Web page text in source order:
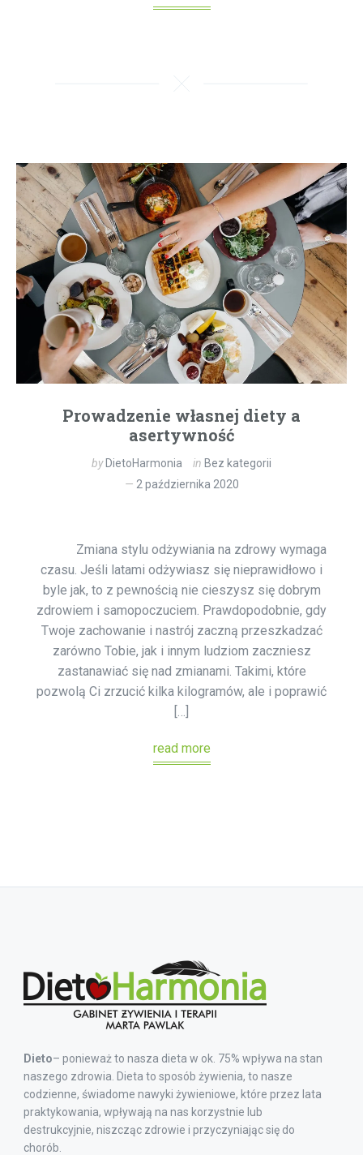
Prowadzenie własnej diety a
asertywność
by DietoHarmonia in Bez kategorii
2 października 2020
Zmiana stylu odżywiania na zdrowy wymaga
czasu. Jeśli latami odżywiasz się nieprawidłowo i
byle jak, to z pewnością nie cieszysz się dobrym
zdrowiem i samopoczuciem. Prawdopodobnie, gdy
Twoje zachowanie i nastrój zaczną przeszkadzać
zarówno Tobie, jak i innym ludziom zaczniesz
zastanawiać się nad zmianami. Takimi, które
pozwolą Ci zrzucić kilka kilogramów, ale i poprawić
read more
Dieto– ponieważ to nasza dieta w ok. 75% wpływa na stan
naszego zdrowia. Dieta to sposób żywienia, to nasze
codzienne, świadome nawyki żywieniowe, które przez lata
praktykowania, wpływają na nas korzystnie lub
destrukcyjnie, niszcząc zdrowie i przyczyniając się do
chorób.